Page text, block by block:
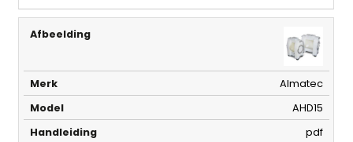
Almatec
AHD15
pdf